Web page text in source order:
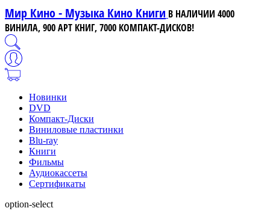
Мир Кино - Музыка Кино Книги В НАЛИЧИИ 4000
ВИНИЛА, 900 АРТ КНИГ, 7000 КОМПАКТ-ДИСКОВ!
Новинки
DVD
Компакт-Диски
Виниловые пластинки
Blu-ray
Книги
Фильмы
Аудиокассеты
Сертификаты
option-select